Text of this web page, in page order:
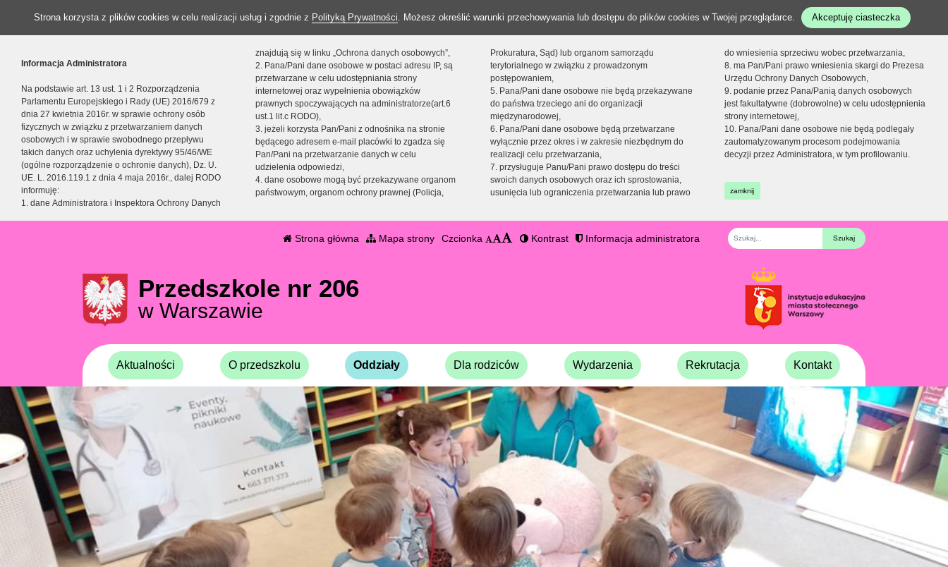
Strona korzysta z plików cookies w celu realizacji usług i zgodnie z Polityką Prywatności. Możesz określić warunki przechowywania lub dostępu do plików cookies w Twojej przeglądarce. Akceptuję ciasteczka
Informacja Administratora
Na podstawie art. 13 ust. 1 i 2 Rozporządzenia
Parlamentu Europejskiego i Rady (UE) 2016/679 z
dnia 27 kwietnia 2016r. w sprawie ochrony osób
fizycznych w związku z przetwarzaniem danych
osobowych i w sprawie swobodnego przepływu
takich danych oraz uchylenia dyrektywy 95/46/WE
(ogólne rozporządzenie o ochronie danych), Dz. U.
UE. L. 2016.119.1 z dnia 4 maja 2016r., dalej RODO
informuję:
1. dane Administratora i Inspektora Ochrony Danych
znajdują się w linku „Ochrona danych osobowych”,
2. Pana/Pani dane osobowe w postaci adresu IP, są
przetwarzane w celu udostępniania strony
internetowej oraz wypełnienia obowiązków
prawnych spoczywających na administratorze(art.6
ust.1 lit.c RODO),
3. jeżeli korzysta Pan/Pani z odnośnika na stronie
będącego adresem e-mail placówki to zgadza się
Pan/Pani na przetwarzanie danych w celu
udzielenia odpowiedzi,
4. dane osobowe mogą być przekazywane organom
państwowym, organom ochrony prawnej (Policja,
Prokuratura, Sąd) lub organom samorządu
terytorialnego w związku z prowadzonym
postępowaniem,
5. Pana/Pani dane osobowe nie będą przekazywane
do państwa trzeciego ani do organizacji
międzynarodowej,
6. Pana/Pani dane osobowe będą przetwarzane
wyłącznie przez okres i w zakresie niezbędnym do
realizacji celu przetwarzania,
7. przysługuje Panu/Pani prawo dostępu do treści
swoich danych osobowych oraz ich sprostowania,
usunięcia lub ograniczenia przetwarzania lub prawo
do wniesienia sprzeciwu wobec przetwarzania,
8. ma Pan/Pani prawo wniesienia skargi do Prezesa
Urzędu Ochrony Danych Osobowych,
9. podanie przez Pana/Panią danych osobowych
jest fakultatywne (dobrowolne) w celu udostępnienia
strony internetowej,
10. Pana/Pani dane osobowe nie będą podlegały
zautomatyzowanym procesom podejmowania
decyzji przez Administratora, w tym profilowaniu.
zamknij
Strona główna Mapa strony Czcionka Kontrast Informacja administratora
Fraza
Przedszkole nr 206
w Warszawie
Aktualności O przedszkolu Oddziały Dla rodziców Wydarzenia Rekrutacja Kontakt